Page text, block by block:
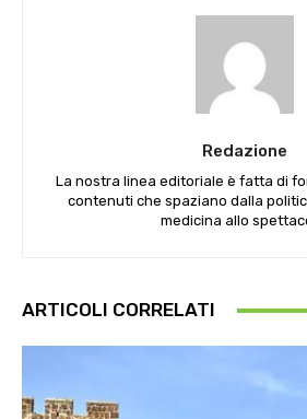
Redazione
La nostra linea editoriale è fatta di
contenuti che spaziano dalla
medicina allo
ARTICOLI CORRELATI